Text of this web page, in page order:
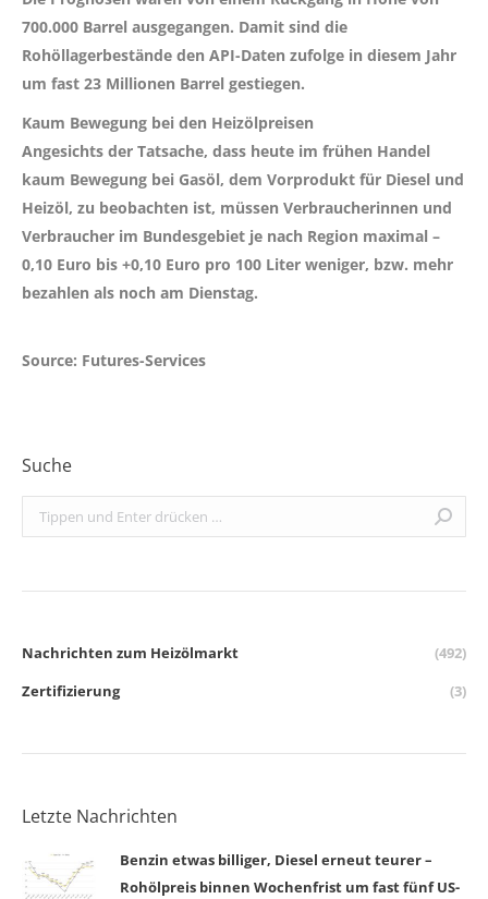
700.000 Barrel ausgegangen. Damit sind die
Rohöllagerbestände den API-Daten zufolge in diesem Jahr
um fast 23 Millionen Barrel gestiegen.
Kaum Bewegung bei den Heizölpreisen
Angesichts der Tatsache, dass heute im frühen Handel
kaum Bewegung bei Gasöl, dem Vorprodukt für Diesel und
Heizöl, zu beobachten ist, müssen Verbraucherinnen und
Verbraucher im Bundesgebiet je nach Region maximal –
0,10 Euro bis +0,10 Euro pro 100 Liter weniger, bzw. mehr
bezahlen als noch am Dienstag.
Source: Futures-Services
Suche
Search:
Nachrichten zum Heizölmarkt
(492)
Zertifizierung
(3)
Letzte Nachrichten
Benzin etwas billiger, Diesel erneut teurer –
Rohölpreis binnen Wochenfrist um fast fünf US-